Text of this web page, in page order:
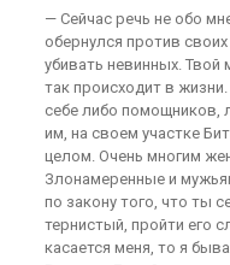
— Сейчас речь не обо
обернулся против
убивать невинных.
так происходит в
себе либо помощников,
им, на своем участке
целом. Очень многим
Злонамеренные и
по закону того, что ты
тернистый, пройти его
касается меня, то я